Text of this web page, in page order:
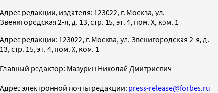
Адрес редакции, издателя: 123022, г. Москва, ул.
Звенигородская 2-я, д. 13, стр. 15, эт. 4, пом. X, ком. 1
Адрес редакции: 123022, г. Москва, ул. Звенигородская 2-я, д.
13, стр. 15, эт. 4, пом. X, ком. 1
Главный редактор: Мазурин Николай Дмитриевич
Адрес электронной почты редакции: press-release@forbes.ru